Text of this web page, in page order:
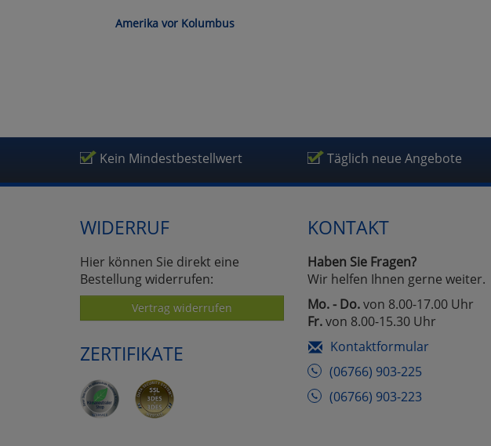
Amerika vor Kolumbus
Kein Mindestbestellwert Täglich neue Angebote
WIDERRUF
Hier können Sie direkt eine
Bestellung widerrufen:
Vertrag widerrufen
ZERTIFIKATE
KONTAKT
Haben Sie Fragen?
Wir helfen Ihnen gerne weiter.
Mo. - Do.von 8.00-17.00 Uhr
Fr.von 8.00-15.30 Uhr
Kontaktformular
(06766) 903-225
(06766) 903-223